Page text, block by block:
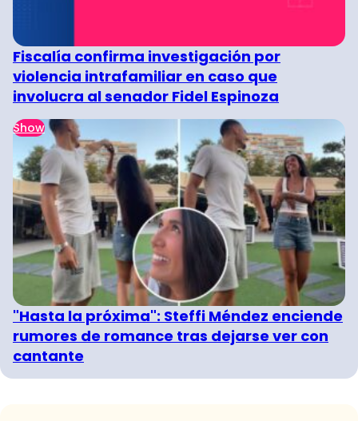
Fiscalía confirma investigación por
violencia intrafamiliar en caso que
involucra al senador Fidel Espinoza
Show
"Hasta la próxima": Steffi Méndez enciende
rumores de romance tras dejarse ver con
cantante